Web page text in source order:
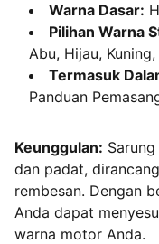
Warna Dasar:
Pilihan Warna
Abu, Hijau,
Termasuk
Panduan
Keunggulan:
dan padat,
rembesan. Dengan
Anda dapat
warna motor Anda.